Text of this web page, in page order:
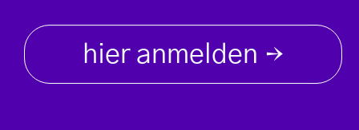
hier anmelden →